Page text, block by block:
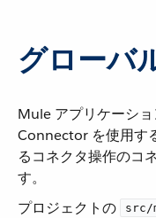
グローバ
Mule アプリケーシ
Connector を使用す
るコネクタ操作のコ
す。
プロジェクトの ​
src/